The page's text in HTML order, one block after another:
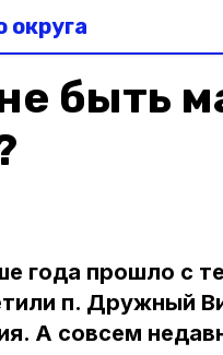
округа
быть
года прошло с
п. Дружный
А совсем